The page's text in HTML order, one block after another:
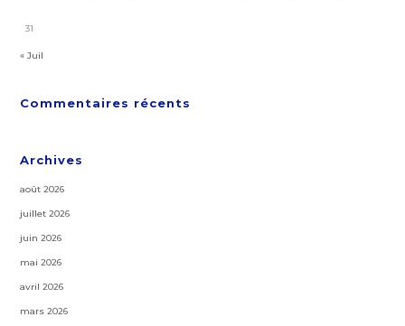
31
« Juil
Commentaires récents
Archives
août 2026
juillet 2026
juin 2026
mai 2026
avril 2026
mars 2026